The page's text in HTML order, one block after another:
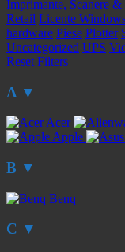
Imprimante, Scanere
Retail Licente
hardware Piese Plotter
Uncategorized UPS
Reset Filters
A ▼
Acer
Apple
B ▼
Benq
C ▼